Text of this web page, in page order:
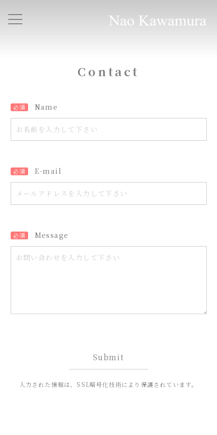
Contact
Name
必須
E-mail
必須
Message
必須
入力された情報は、SSL暗号化技術により保護されています。